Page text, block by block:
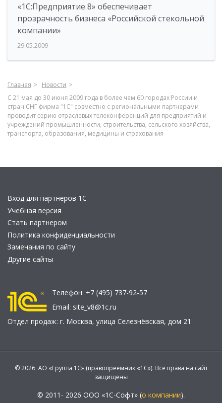
«1С:Предприятие 8» обеспечивает
прозрачность бизнеса «Российской стекольной
компании»
29.05.2009
Главная
Новости
С 21 мая до 30 июня 2009 года в более чем 60 городах России и
стран СНГ фирма "1С" совместно с региональными партнерами
проводит серию отраслевых телеконференций для предприятий и
учреждений промышленности, строительства, сельского хозяйства,
транспорта, образования, медицины и страхования
Вход для партнеров 1С
Учебная версия
Стать партнером
Политика конфиденциальности
Замечания по сайту
Другие сайты
Телефон: +7 (495) 737-92-57
Email: site_v8@1c.ru
Отдел продаж: г. Москва, улица Селезнёвская, дом 21
© 2026 АО «Группа 1С» (правопреемник «1С»). Все права на сайт
защищены
© 2011- 2026 ООО «1С-Софт» (о компании).